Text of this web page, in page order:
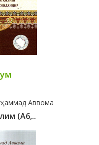
Аввома
(А6,..